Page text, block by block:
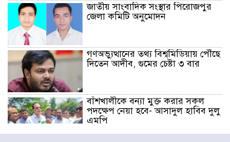
জাতীয় সাংবাদিক সংস্থার পিরোজপুর
জেলা কমিটি অনুমোদন
গণঅভ্যুত্থানের তথ্য বিশ্বমিডিয়ায় পৌঁছে
দিতেন আদীব, গুমের চেষ্টা ৩ বার
বাঁশখালীকে বন্যা মুক্ত করার সকল
পদক্ষেপ নেয়া হবে- আসাদুল হাবিব দুলু
এমপি